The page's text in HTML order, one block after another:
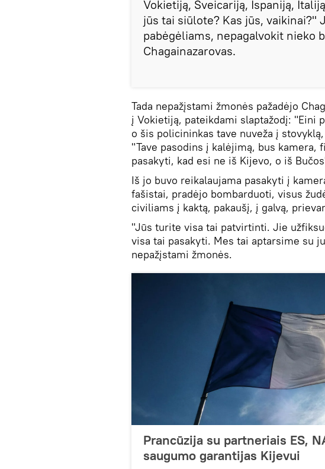
Vokietiją, Šveicariją, Ispaniją,
jūs tai siūlote? Kas jūs, vaikinai?"
pabėgėliams, nepagalvokit nieko
Сhagainazarovas.
Tada nepažįstami žmonės pažadėjo
į Vokietiją, pateikdami slaptažodį: "Eini
o šis policininkas tave nuveža į
"Tave pasodins į kalėjimą, bus kamera,
pasakyti, kad esi ne iš Kijevo, o iš
Iš jo buvo reikalaujama pasakyti į
fašistai, pradėjo bombarduoti, visus
civiliams į kaktą, pakaušį, į galvą,
"Jūs turite visa tai patvirtinti. Jie
visa tai pasakyti. Mes tai aptarsime su
nepažįstami žmonės.
Prancūzija su partneriais ES,
saugumo garantijas Kijevui